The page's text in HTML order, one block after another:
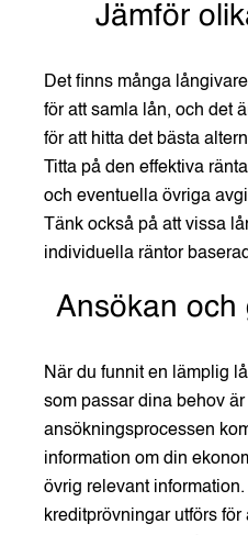
Jämför
Det finns många
för att samla lån, och det
för att hitta det bästa
Titta på den effektiva
och eventuella övriga
Tänk också på att vissa
individuella räntor
Ansökan och
När du funnit en lämplig
som passar dina behov
ansökningsprocessen
information om din
övrig relevant
kreditprövningar utförs